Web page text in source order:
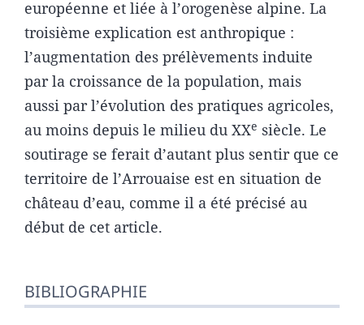
européenne et liée à l’orogenèse alpine. La
troisième explication est anthropique :
l’augmentation des prélèvements induite
par la croissance de la population, mais
aussi par l’évolution des pratiques agricoles,
au moins depuis le milieu du XXe siècle. Le
soutirage se ferait d’autant plus sentir que ce
territoire de l’Arrouaise est en situation de
château d’eau, comme il a été précisé au
début de cet article.
BIBLIOGRAPHIE